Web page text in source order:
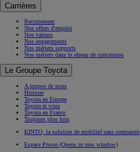
Carrières
Recrutement
Nos offres d'emploi
Nos valeurs
Nos engagements
Nos métiers supports
Nos métiers dans le réseau de concession
Le Groupe Toyota
A propos de nous
Histoire
Toyota en Europe
Toyota et vous
Toyota en France
Toujours plus loin
KINTO, la solution de mobilité sans contrainte
Espace Presse (Opens in new window)